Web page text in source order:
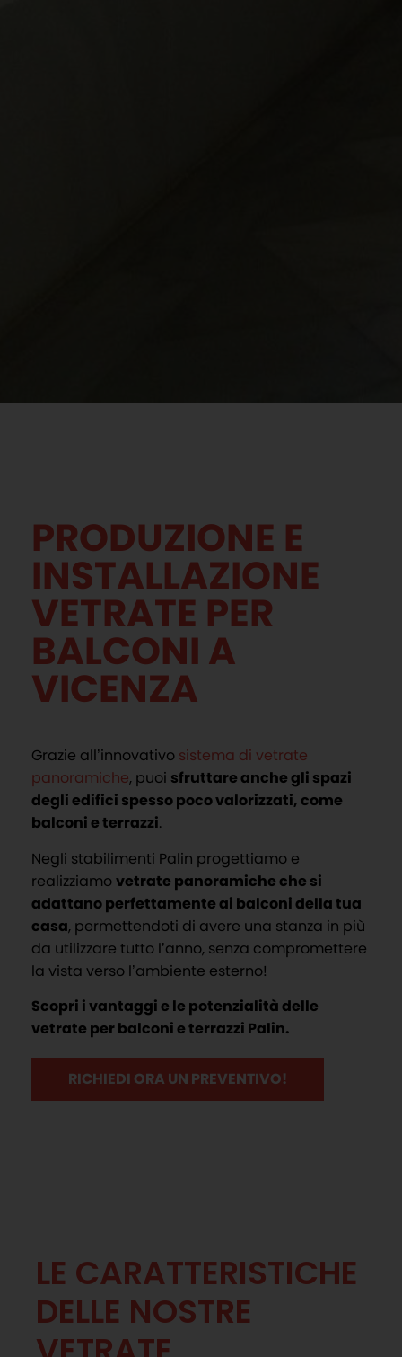
PRODUZIONE E
INSTALLAZIONE
VETRATE PER
BALCONI A
VICENZA
Grazie all’innovativo sistema di vetrate
panoramiche, puoi sfruttare anche gli spazi
degli edifici spesso poco valorizzati, come
balconi e terrazzi.
Negli stabilimenti Palin progettiamo e
realizziamovetrate panoramiche che si
adattano perfettamente ai balconi della tua
casa, permettendoti di avere una stanza in più
da utilizzare tutto l’anno, senza compromettere
la vista verso l’ambiente esterno!
Scopri i vantaggi e le potenzialità delle
vetrate per balconi e terrazzi Palin.
RICHIEDI ORA UN PREVENTIVO!
LE CARATTERISTICHE
DELLE NOSTRE